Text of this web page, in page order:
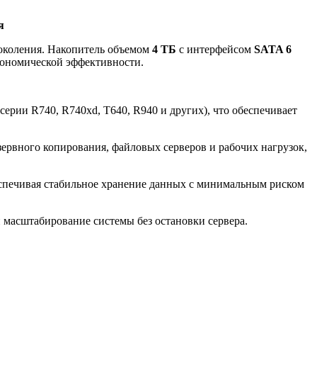
Накопитель объемом 4 ТБ с интерфейсом SATA 6
эффективности.
R740, R740xd, T640, R940 и других), что обеспечивает
копирования, файловых серверов и рабочих нагрузок,
стабильное хранение данных с минимальным риском
системы без остановки сервера.